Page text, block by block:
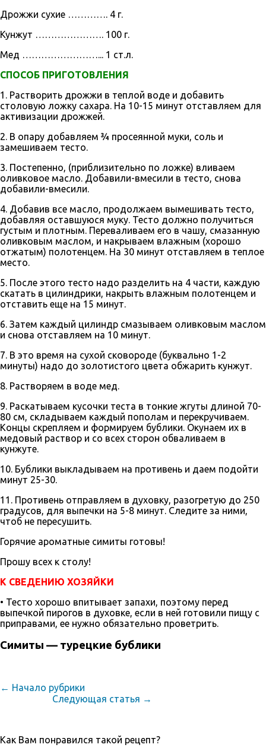
Дрожжи сухие …………. 4 г.
Кунжут …………………. 100 г.
Мед ……………………... 1 ст.л.
СПОСОБ ПРИГОТОВЛЕНИЯ
1. Растворить дрожжи в теплой воде и добавить
столовую ложку сахара. На 10-15 минут отставляем для
активизации дрожжей.
2. В опару добавляем ¾ просеянной муки, соль и
замешиваем тесто.
3. Постепенно, (приблизительно по ложке) вливаем
оливковое масло. Добавили-вмесили в тесто, снова
добавили-вмесили.
4. Добавив все масло, продолжаем вымешивать тесто,
добавляя оставшуюся муку. Тесто должно получиться
густым и плотным. Переваливаем его в чашу, смазанную
оливковым маслом, и накрываем влажным (хорошо
отжатым) полотенцем. На 30 минут отставляем в теплое
место.
5. После этого тесто надо разделить на 4 части, каждую
скатать в цилиндрики, накрыть влажным полотенцем и
отставить еще на 15 минут.
6. Затем каждый цилиндр смазываем оливковым маслом
и снова отставляем на 10 минут.
7. В это время на сухой сковороде (буквально 1-2
минуты) надо до золотистого цвета обжарить кунжут.
8. Растворяем в воде мед.
9. Раскатываем кусочки теста в тонкие жгуты длиной 70-
80 см, складываем каждый пополам и перекручиваем.
Концы скрепляем и формируем бублики. Окунаем их в
медовый раствор и со всех сторон обваливаем в
кунжуте.
10. Бублики выкладываем на противень и даем подойти
минут 25-30.
11. Противень отправляем в духовку, разогретую до 250
градусов, для выпечки на 5-8 минут. Следите за ними,
чтоб не пересушить.
Горячие ароматные симиты готовы!
Прошу всех к столу!
К СВЕДЕНИЮ ХОЗЯЙКИ
• Тесто хорошо впитывает запахи, поэтому перед
выпечкой пирогов в духовке, если в ней гото­вили пищу с
приправами, ее нужно обязательно прове­трить.
Симиты — турецкие бублики
← Начало рубрики
Следующая статья →
Как Вам понравился такой рецепт?